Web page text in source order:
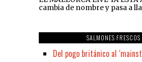
cambia de nombre y pasa a
SALMONES FRESCOS
Del pogo británico al